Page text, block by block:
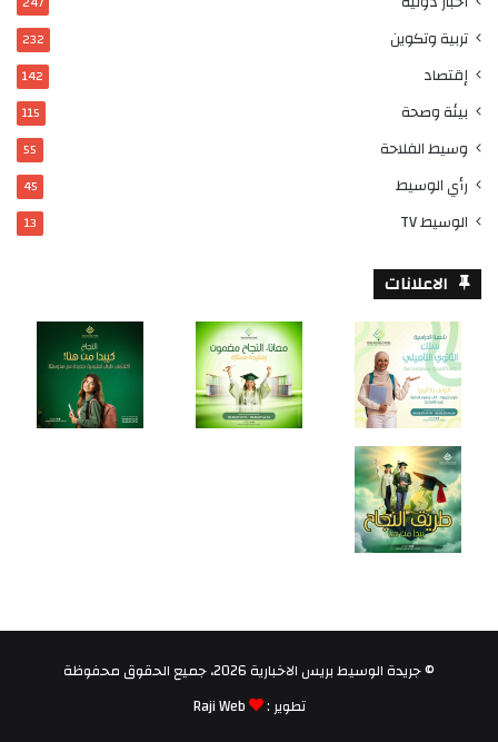
تربية وتكوين 232
إقتصاد 142
بيئة وصحة 115
وسيط الفلاحة 55
رأي الوسيط 45
الوسيط TV 13
الاعلانات
© جريدة الوسيط بريس الاخبارية 2026، جميع الحقوق محفوظة
تطوير :
Raji Web